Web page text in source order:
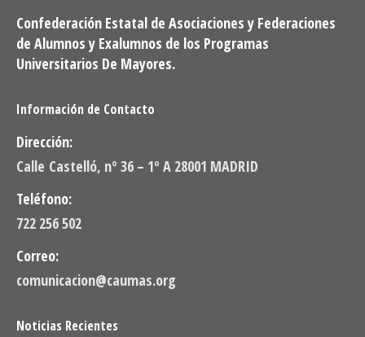
Confederación Estatal de Asociaciones y Federaciones
de Alumnos y Exalumnos de los Programas
Universitarios De Mayores.
Información de Contacto
Dirección:
Calle Castelló, nº 36 – 1º A 28001 MADRID
Teléfono:
722 256 502
Correo:
comunicacion@caumas.org
Noticias Recientes